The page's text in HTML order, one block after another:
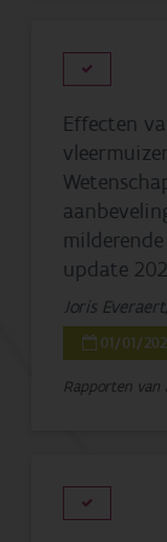
Effecten
update
Joris
01/01/
Rapporten